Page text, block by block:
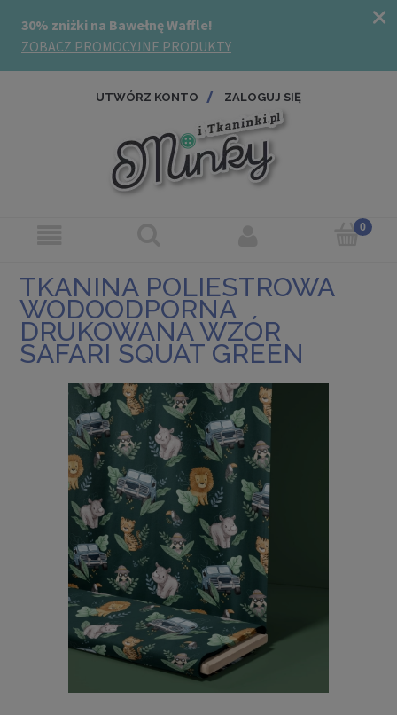
UTWÓRZ KONTO ZALOGUJ SIĘ
TKANINA POLIESTROWA
WODOODPORNA
DRUKOWANA WZÓR
SAFARI SQUAT GREEN